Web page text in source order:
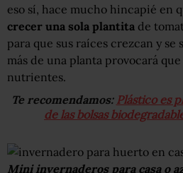
eso sí, hace mucho hincapié en
crecer una sola plantita de
para que sus raíces crezcan y
más de una planta provocará
nutrientes.
Te recomendamos: Plástico es
de las bolsas
Mini invernaderos para casa o